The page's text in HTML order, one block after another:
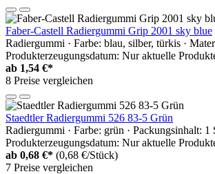
Faber-Castell Radiergummi Grip 2001 sky blue
Radiergummi · Farbe: blau, silber, türkis ·
Produkterzeugungsdatum: Nur aktuelle
ab 1,54 €*
8 Preise vergleichen
Staedtler Radiergummi 526 83-5 Grün
Radiergummi · Farbe: grün · Packungsinhalt: 1
Produkterzeugungsdatum: Nur aktuelle
ab 0,68 €* (0,68 €/Stück)
7 Preise vergleichen